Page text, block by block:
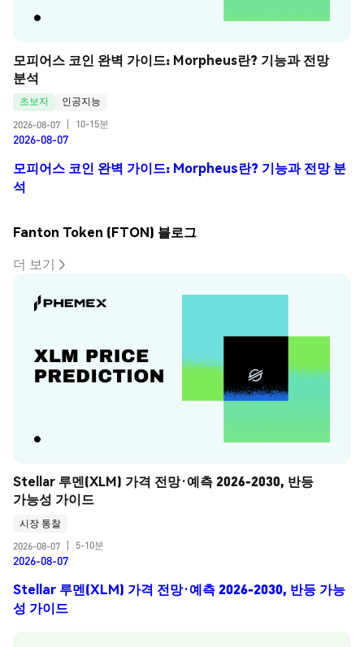
모피어스 코인 완벽 가이드: Morpheus란? 기능과 전망
분석
초보자
인공지능
2026-08-07
10-15분
2026-08-07
모피어스 코인 완벽 가이드: Morpheus란? 기능과 전망 분
석
Fanton Token (FTON) 블로그
더 보기
Stellar 루멘(XLM) 가격 전망·예측 2026-2030, 반등
가능성 가이드
시장 통찰
2026-08-07
5-10분
2026-08-07
Stellar 루멘(XLM) 가격 전망·예측 2026-2030, 반등 가능
성 가이드